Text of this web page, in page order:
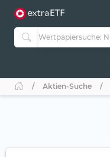
ETF-Guide 2.0
Guide Aktive ETFs
ETF-Sparpläne
Aktien-Suche